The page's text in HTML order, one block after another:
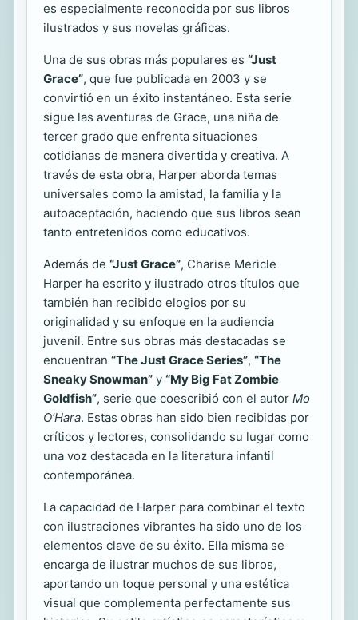
es especialmente reconocida por sus libros
ilustrados y sus novelas gráficas.
Una de sus obras más populares es “Just
Grace”, que fue publicada en 2003 y se
convirtió en un éxito instantáneo. Esta serie
sigue las aventuras de Grace, una niña de
tercer grado que enfrenta situaciones
cotidianas de manera divertida y creativa. A
través de esta obra, Harper aborda temas
universales como la amistad, la familia y la
autoaceptación, haciendo que sus libros sean
tanto entretenidos como educativos.
Además de “Just Grace”, Charise Mericle
Harper ha escrito y ilustrado otros títulos que
también han recibido elogios por su
originalidad y su enfoque en la audiencia
juvenil. Entre sus obras más destacadas se
encuentran “The Just Grace Series”, “The
Sneaky Snowman” y “My Big Fat Zombie
Goldfish”, serie que coescribió con el autor Mo
O’Hara. Estas obras han sido bien recibidas por
críticos y lectores, consolidando su lugar como
una voz destacada en la literatura infantil
contemporánea.
La capacidad de Harper para combinar el texto
con ilustraciones vibrantes ha sido uno de los
elementos clave de su éxito. Ella misma se
encarga de ilustrar muchos de sus libros,
aportando un toque personal y una estética
visual que complementa perfectamente sus